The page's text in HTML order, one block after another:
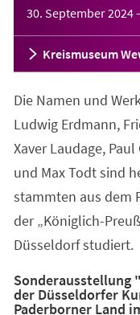
30. September 2024
Kreismuseum
Die Namen und
Ludwig Erdmann,
Xaver Laudage,
und Max Todt sind
stammten aus dem
der „Königlich-
Düsseldorf studiert.
Sonderausstellung
der Düsseldorfer
Paderborner Land